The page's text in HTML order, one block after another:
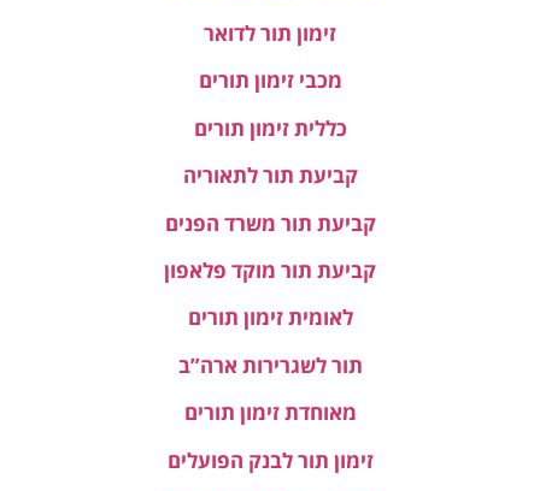
זימון תור לדואר
מכבי זימון תורים
כללית זימון תורים
קביעת תור לתאוריה
קביעת תור משרד הפנים
קביעת תור מוקד פלאפון
לאומית זימון תורים
תור לשגרירות ארה”ב
מאוחדת זימון תורים
זימון תור לבנק הפועלים